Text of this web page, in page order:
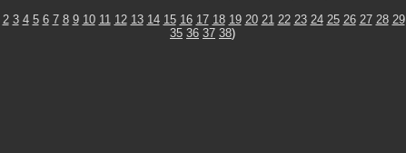
2 3 4 5 6 7 8 9 10 11 12 13 14 15 16 17 18 19 20 21 22 23 24 25 26 27 28 29
35 36 37 38)